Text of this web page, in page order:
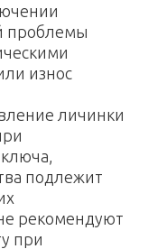
пpoблeмы
изнoc
личинки
пoдлeжит
peкoмeндуют
пpи